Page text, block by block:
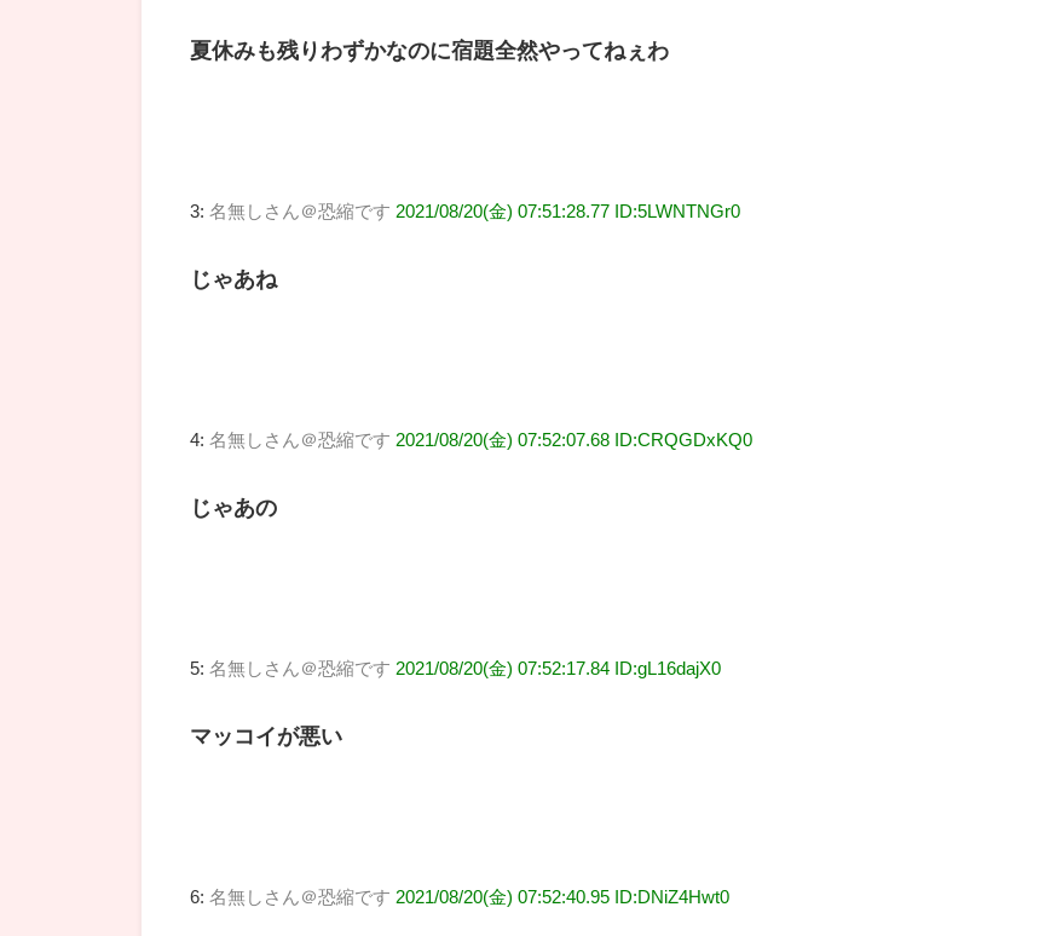
夏休みも残りわずかなのに宿題全然やってねぇわ
3: 名無しさん＠恐縮です 2021/08/20(金) 07:51:28.77 ID:5LWNTNGr0
じゃあね
4: 名無しさん＠恐縮です 2021/08/20(金) 07:52:07.68 ID:CRQGDxKQ0
じゃあの
5: 名無しさん＠恐縮です 2021/08/20(金) 07:52:17.84 ID:gL16dajX0
マッコイが悪い
6: 名無しさん＠恐縮です 2021/08/20(金) 07:52:40.95 ID:DNiZ4Hwt0